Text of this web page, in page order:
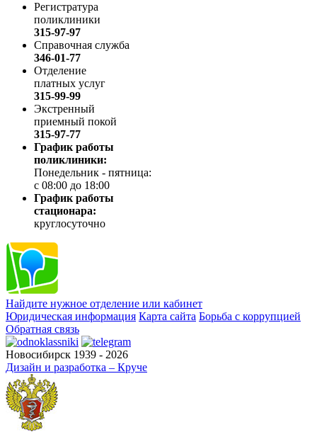
Регистратура
поликлиники
315-97-97
Справочная служба
346-01-77
Отделение
платных услуг
315-99-99
Экстренный
приемный покой
315-97-77
График работы
поликлиники:
Понедельник - пятница:
с 08:00 до 18:00
График работы
стационара:
круглосуточно
Найдите нужное отделение или кабинет
Юридическая информация Карта сайта Борьба с коррупцией
Обратная связь
Новосибирск 1939 - 2026
Дизайн и разработка – Круче